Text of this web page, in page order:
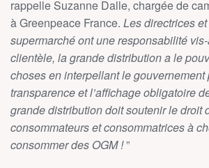
rappelle Suzanne Dalle, chargée de
à Greenpeace France. Les directrices
supermarché ont une responsabilité
clientèle, la grande distribution a le
choses en interpellant le gouvernement
transparence et l’affichage obligatoire
grande distribution doit soutenir le droit
consommateurs et consommatrices à
consommer des OGM !”